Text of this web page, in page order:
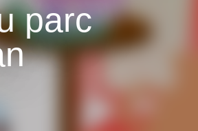
parc